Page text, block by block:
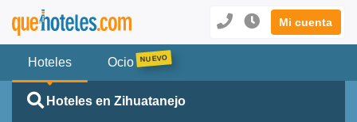
Mi cuenta
Hoteles Ocio
Hoteles en Zihuatanejo